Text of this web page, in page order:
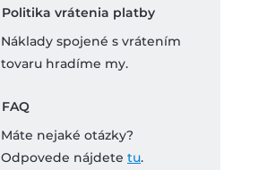
Politika vrátenia platby
Náklady spojené s vrátením
tovaru hradíme my.
FAQ
Máte nejaké otázky?
Odpovede nájdete tu.